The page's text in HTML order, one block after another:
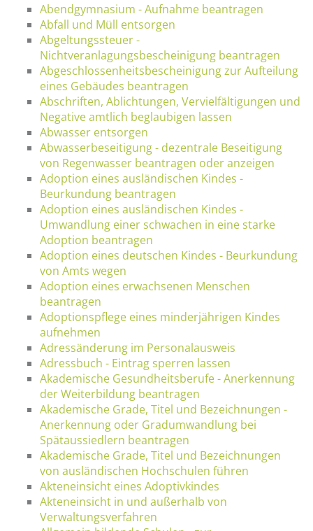
Abendgymnasium - Aufnahme beantragen
Abfall und Müll entsorgen
Abgeltungssteuer -
Nichtveranlagungsbescheinigung beantragen
Abgeschlossenheitsbescheinigung zur Aufteilung
eines Gebäudes beantragen
Abschriften, Ablichtungen, Vervielfältigungen und
Negative amtlich beglaubigen lassen
Abwasser entsorgen
Abwasserbeseitigung - dezentrale Beseitigung
von Regenwasser beantragen oder anzeigen
Adoption eines ausländischen Kindes -
Beurkundung beantragen
Adoption eines ausländischen Kindes -
Umwandlung einer schwachen in eine starke
Adoption beantragen
Adoption eines deutschen Kindes - Beurkundung
von Amts wegen
Adoption eines erwachsenen Menschen
beantragen
Adoptionspflege eines minderjährigen Kindes
aufnehmen
Adressänderung im Personalausweis
Adressbuch - Eintrag sperren lassen
Akademische Gesundheitsberufe - Anerkennung
der Weiterbildung beantragen
Akademische Grade, Titel und Bezeichnungen -
Anerkennung oder Gradumwandlung bei
Spätaussiedlern beantragen
Akademische Grade, Titel und Bezeichnungen
von ausländischen Hochschulen führen
Akteneinsicht eines Adoptivkindes
Akteneinsicht in und außerhalb von
Verwaltungsverfahren